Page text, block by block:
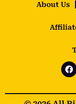
About Us